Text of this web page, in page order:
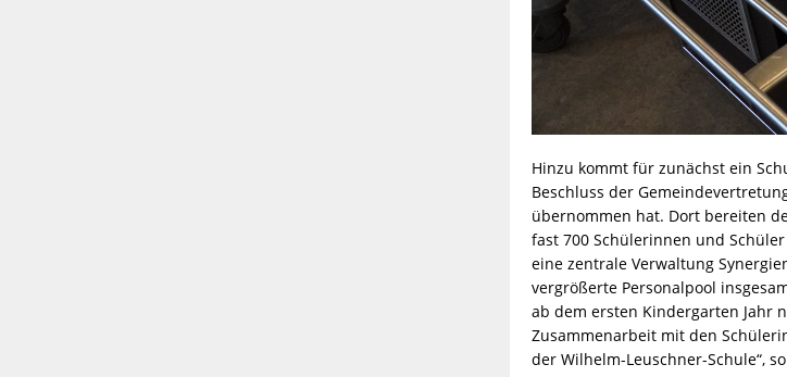
Hinzu kommt für zunächst ein
Beschluss der
übernommen hat. Dort bereiten
fast 700 Schülerinnen und
eine zentrale Verwaltung
vergrößerte Personalpool
ab dem ersten Kindergarten Jahr
Zusammenarbeit mit den
der Wilhelm-Leuschner-Schule“,